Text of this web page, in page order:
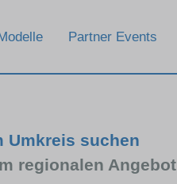
Partner Events
Umkreis suchen
regionalen Angebot